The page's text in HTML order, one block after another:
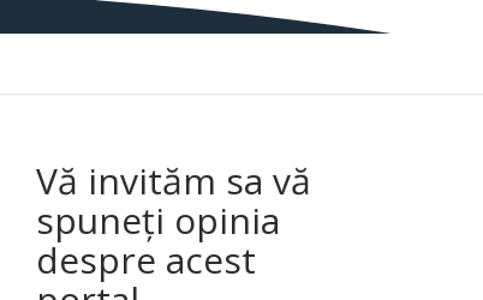
Vă invităm sa vă
spuneți opinia
despre acest